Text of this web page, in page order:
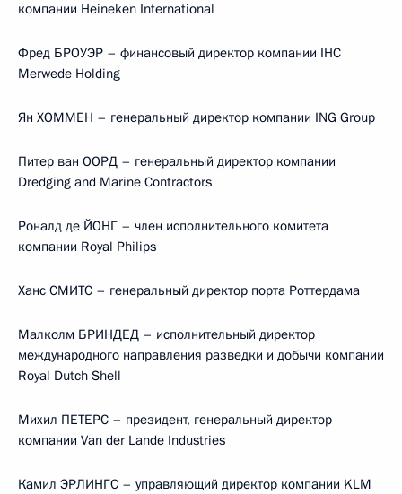
компании Heineken International
Фред БРОУЭР – финансовый директор компании IHC
Merwede Holding
Ян ХОММЕН – генеральный директор компании ING Group
Питер ван ООРД – генеральный директор компании
Dredging and Marine Contractors
Роналд де ЙОНГ – член исполнительного комитета
компании Royal Philips
Ханс СМИТС – генеральный директор порта Роттердама
Малколм БРИНДЕД – исполнительный директор
международного направления разведки и добычи компании
Royal Dutch Shell
Михил ПЕТЕРС – президент, генеральный директор
компании Van der Lande Industries
Камил ЭРЛИНГС – управляющий директор компании KLM